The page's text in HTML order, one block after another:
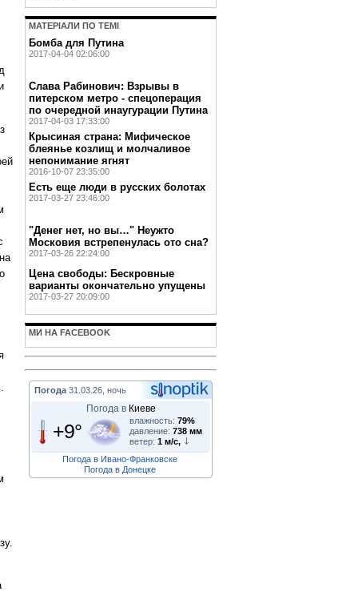
МАТЕРIАЛИ ПО ТЕМI
Бомба для Путина
2017-04-04 02:06:00
Слава Рабинович: Взрывы в
питерском метро - спецоперация
по очередной инаугурации Путина
2017-04-03 17:33:00
Крысиная страна: Мифическое
блеянье козлищ и молчаливое
непонимание ягнят
2016-10-07 23:35:00
Есть еще люди в русских болотах
2017-03-27 23:46:00
"Денег нет, но вы…" Неужто
Московия встрепенулась ото сна?
2017-03-26 22:24:00
Цена свободы: Бескровные
варианты окончательно упущены
2017-03-27 20:09:00
МИ НА FACEBOOK
Погода 31.03.26, ночь
Погода в Киеве
+9° влажность: 79%
давление: 738 мм
ветер: 1 м/с,
Погода в Ивано-Франковске
Погода в Донецке